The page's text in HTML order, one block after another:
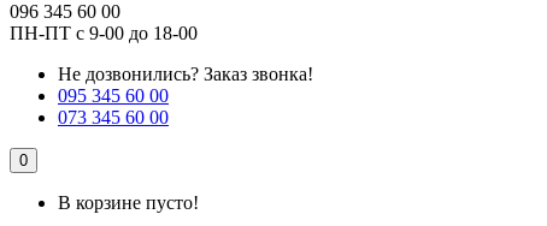
096 345 60 00
ПН-ПТ с 9-00 до 18-00
Не дозвонились? Заказ звонка!
095 345 60 00
073 345 60 00
0
В корзине пусто!